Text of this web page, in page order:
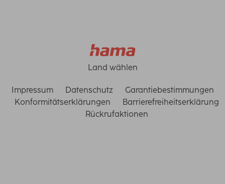
Land wählen
Impressum Datenschutz
Garantiebestimmungen
Konformitätserklärungen
Barrierefreiheitserklärung
Rückrufaktionen